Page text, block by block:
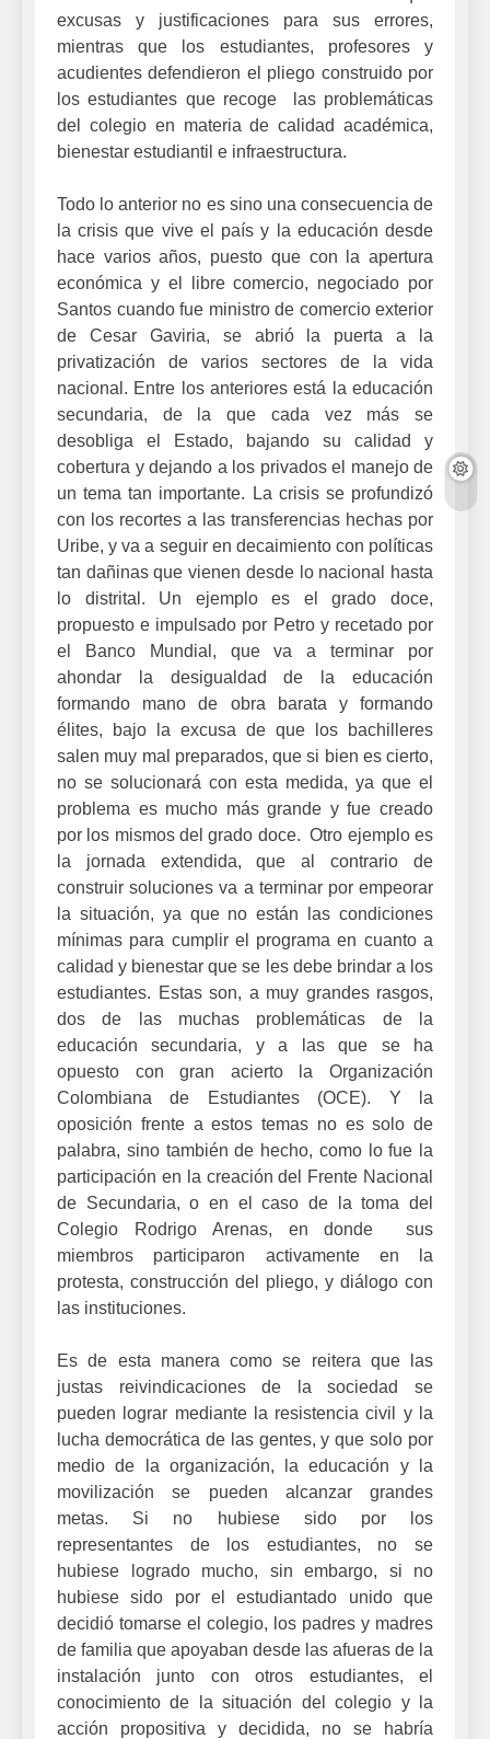
excusas y justificaciones para sus errores,
mientras que los estudiantes, profesores y
acudientes defendieron el pliego construido por
los estudiantes que recoge las problemáticas
del colegio en materia de calidad académica,
bienestar estudiantil e infraestructura.
Todo lo anterior no es sino una consecuencia de
la crisis que vive el país y la educación desde
hace varios años, puesto que con la apertura
económica y el libre comercio, negociado por
Santos cuando fue ministro de comercio exterior
de Cesar Gaviria, se abrió la puerta a la
privatización de varios sectores de la vida
nacional. Entre los anteriores está la educación
secundaria, de la que cada vez más se
desobliga el Estado, bajando su calidad y
cobertura y dejando a los privados el manejo de
un tema tan importante. La crisis se profundizó
con los recortes a las transferencias hechas por
Uribe, y va a seguir en decaimiento con políticas
tan dañinas que vienen desde lo nacional hasta
lo distrital. Un ejemplo es el grado doce,
propuesto e impulsado por Petro y recetado por
el Banco Mundial, que va a terminar por
ahondar la desigualdad de la educación
formando mano de obra barata y formando
élites, bajo la excusa de que los bachilleres
salen muy mal preparados, que si bien es cierto,
no se solucionará con esta medida, ya que el
problema es mucho más grande y fue creado
por los mismos del grado doce. Otro ejemplo es
la jornada extendida, que al contrario de
construir soluciones va a terminar por empeorar
la situación, ya que no están las condiciones
mínimas para cumplir el programa en cuanto a
calidad y bienestar que se les debe brindar a los
estudiantes. Estas son, a muy grandes rasgos,
dos de las muchas problemáticas de la
educación secundaria, y a las que se ha
opuesto con gran acierto la Organización
Colombiana de Estudiantes (OCE). Y la
oposición frente a estos temas no es solo de
palabra, sino también de hecho, como lo fue la
participación en la creación del Frente Nacional
de Secundaria, o en el caso de la toma del
Colegio Rodrigo Arenas, en donde sus
miembros participaron activamente en la
protesta, construcción del pliego, y diálogo con
las instituciones.
Es de esta manera como se reitera que las
justas reivindicaciones de la sociedad se
pueden lograr mediante la resistencia civil y la
lucha democrática de las gentes, y que solo por
medio de la organización, la educación y la
movilización se pueden alcanzar grandes
metas. Si no hubiese sido por los
representantes de los estudiantes, no se
hubiese logrado mucho, sin embargo, si no
hubiese sido por el estudiantado unido que
decidió tomarse el colegio, los padres y madres
de familia que apoyaban desde las afueras de la
instalación junto con otros estudiantes, el
conocimiento de la situación del colegio y la
acción propositiva y decidida, no se habría